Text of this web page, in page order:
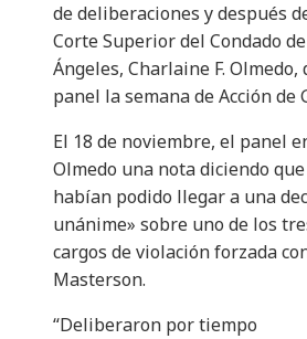
de deliberaciones y después
Corte Superior del Condado
Ángeles, Charlaine F. Olmedo,
panel la semana de Acción de
El 18 de noviembre, el panel
Olmedo una nota diciendo que
habían podido llegar a una
unánime» sobre uno de los
cargos de violación forzada
Masterson.
“Deliberaron por tiempo